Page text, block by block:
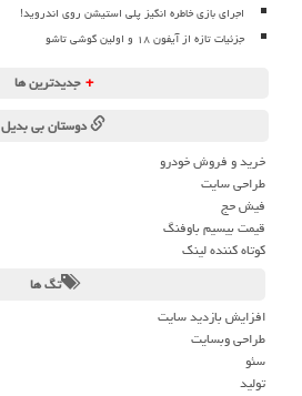
اجرای بازی خاطره انگیز پلی استیشن روی اندروید!
جزئیات تازه از آیفون ۱۸ و اولین گوشی تاشو
+ جدیدترین ها
دوستان بی بدیل
خرید و فروش خودرو
طراحی سایت
فیش حج
قیمت بیسیم باوفنگ
کوتاه کننده لینک
تگ ها
افزایش بازدید سایت
طراحی وبسایت
سئو
تولید